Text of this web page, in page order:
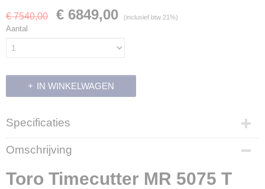
€ 7540,00 € 6849,00 (inclusief btw 21%)
Aantal
IN WINKELWAGEN
Specificaties
Productcode
700128
Productcode leverancier
74696
Omschrijving
Toro Timecutter MR 5075 T